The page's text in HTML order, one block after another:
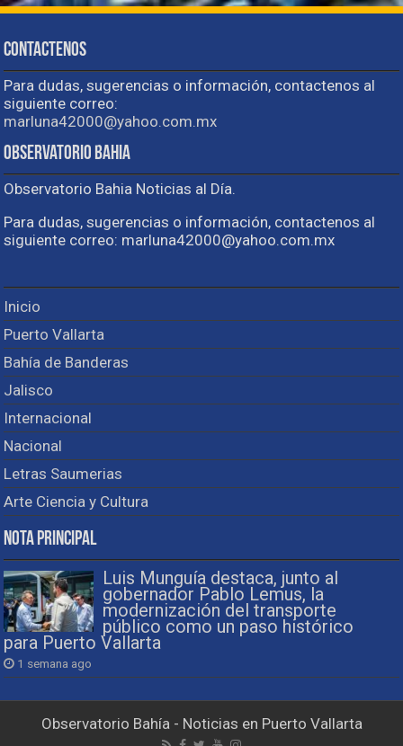
Contactenos
Para dudas, sugerencias o información, contactenos al
siguiente correo:
marluna42000@yahoo.com.mx
Observatorio Bahia
Observatorio Bahia Noticias al Día.
Para dudas, sugerencias o información, contactenos al
siguiente correo: marluna42000@yahoo.com.mx
Inicio
Puerto Vallarta
Bahía de Banderas
Jalisco
Internacional
Nacional
Letras Saumerias
Arte Ciencia y Cultura
Nota Principal
Luis Munguía destaca, junto al
gobernador Pablo Lemus, la
modernización del transporte
público como un paso histórico
para Puerto Vallarta
1 semana ago
Observatorio Bahía - Noticias en Puerto Vallarta